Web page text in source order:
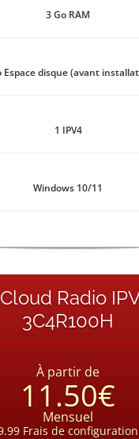
3 Go RAM
Espace disque (avant
1 IPV4
Windows 10/11
Radio
3C4R100H
À partir de
11.50€
Mensuel
Frais de configuration